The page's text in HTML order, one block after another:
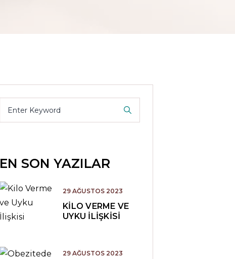
EN SON YAZILAR
KILO VERME VE
UYKU İLIŞKISI
29 AĞUSTOS 2023
29 AĞUSTOS 2023